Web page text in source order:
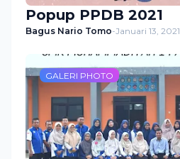
Popup PPDB 2021
Bagus Nario Tomo-Januari 13, 2021
GALERI PHOTO